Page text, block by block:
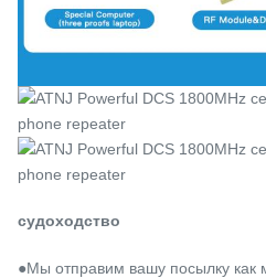
судоходство
●Мы отправим вашу посылку как